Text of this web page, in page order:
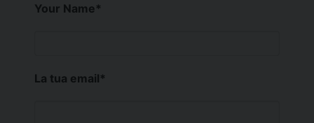
Your Name*
La tua email*